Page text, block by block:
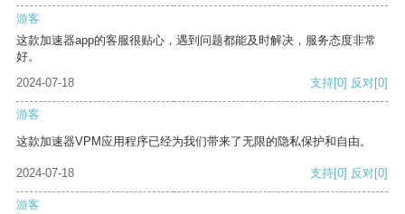
游客
这款加速器app的客服很贴心，遇到问题都能及时解决，服务态度非常
好。
2024-07-18
支持[0] 反对[0]
游客
这款加速器VPM应用程序已经为我们带来了无限的隐私保护和自由。
2024-07-18 支持[0] 反对[0]
游客